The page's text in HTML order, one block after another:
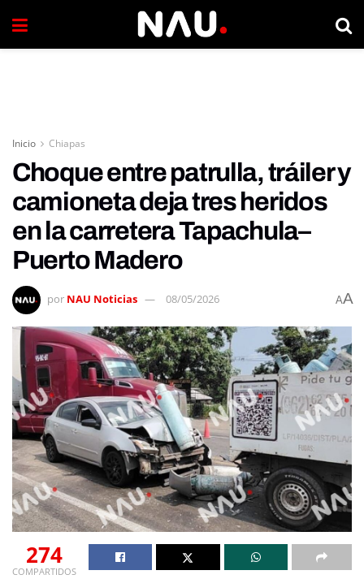
Inicio Chiapas
Choque entre patrulla, tráiler y
camioneta deja tres heridos
en la carretera Tapachula–
Puerto Madero
por NAU Noticias 08/05/2026 AA
274
COMPARTIDOS